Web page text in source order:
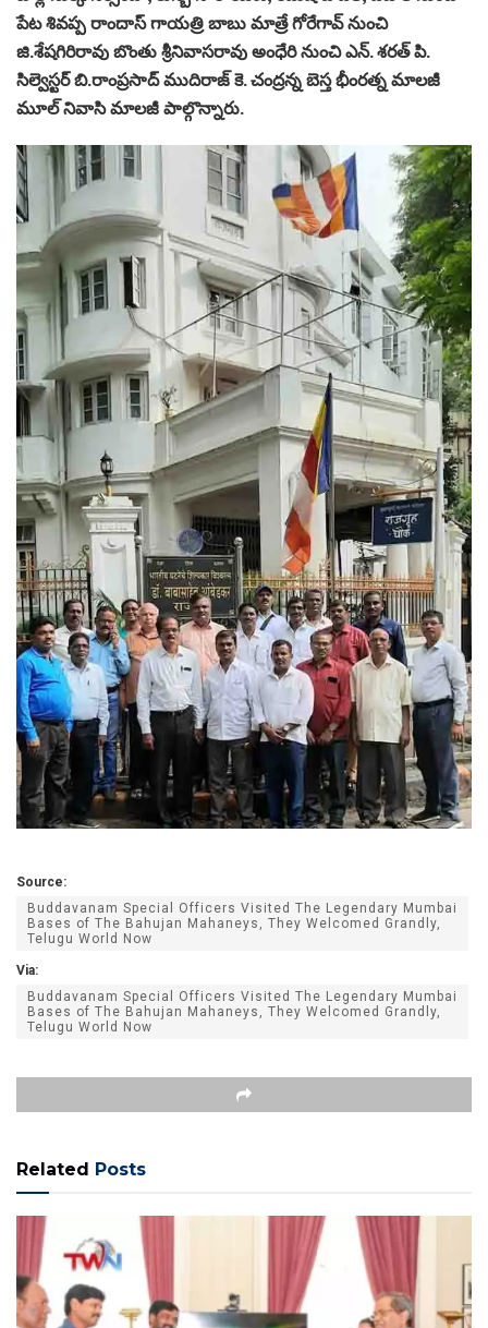
పేట శివప్ప రాందాస్ గాయత్రి బాబు మాత్రే గోరేగావ్ నుంచి
జి.శేషగిరిరావు బొంతు శ్రీనివాసరావు అంధేరి నుంచి ఎన్. శరత్ పి.
సిల్వెస్టర్ బి.రాంప్రసాద్ ముదిరాజ్ కె. చంద్రన్న బెస్త భీంరత్న మాలజీ
మూల్ నివాసి మాలజీ పాల్గొన్నారు.
Source:
Buddavanam Special Officers Visited The Legendary Mumbai
Bases of The Bahujan Mahaneys, They Welcomed Grandly,
Telugu World Now
Via:
Buddavanam Special Officers Visited The Legendary Mumbai
Bases of The Bahujan Mahaneys, They Welcomed Grandly,
Telugu World Now
Related Posts